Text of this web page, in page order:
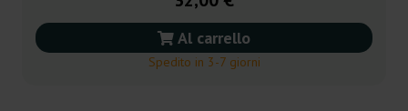
Al carrello
Spedito in 3-7 giorni